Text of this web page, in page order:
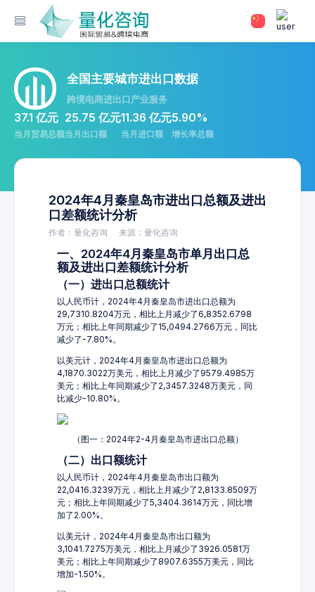
全国主要城市进出口数据
跨境电商进出口产业服务
37.1 亿元
当月贸易总额
25.75 亿元
当月出口额
11.36 亿元
当月进口额
5.90%
增长率总额
2024年4月秦皇岛市进出口总额及进出
口差额统计分析
作者：量化咨询 来源：量化咨询
一、2024年4月秦皇岛市单月出口总
额及进出口差额统计分析
（一）进出口总额统计
以人民币计，2024年4月秦皇岛市进出口总额为
29,7310.8204万元，相比上月减少了6,8352.6798
万元；相比上年同期减少了15,0494.2766万元，同比
减少了-7.80%。
以美元计，2024年4月秦皇岛市进出口总额为
4,1870.3022万美元，相比上月减少了9579.4985万
美元；相比上年同期减少了2,3457.3248万美元，同
比减少-10.80%。
（图一：2024年2-4月秦皇岛市进出口总额）
（二）出口额统计
以人民币计，2024年4月秦皇岛市出口额为
22,0416.3239万元，相比上月减少了2,8133.8509万
元；相比上年同期减少了5,3404.3614万元，同比增
加了2.00%。
以美元计，2024年4月秦皇岛市出口额为
3,1041.7275万美元，相比上月减少了3926.0581万
美元；相比上年同期减少了8907.6355万美元，同比
增加-1.50%。